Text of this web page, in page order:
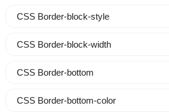
CSS Border-block-style
CSS Border-block-width
CSS Border-bottom
CSS Border-bottom-color